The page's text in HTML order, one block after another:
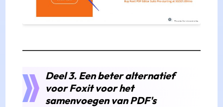
Deel 3. Een beter alternatief
voor Foxit voor het
samenvoegen van PDF's